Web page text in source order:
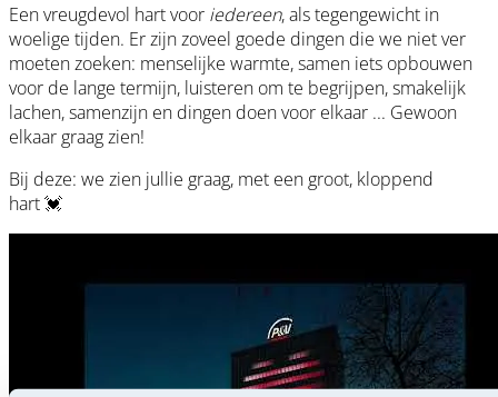
Een vreugdevol hart voor iedereen, als tegengewicht in
woelige tijden. Er zijn zoveel goede dingen die we niet ver
moeten zoeken: menselijke warmte, samen iets opbouwen
voor de lange termijn, luisteren om te begrijpen, smakelijk
lachen, samenzijn en dingen doen voor elkaar ... Gewoon
elkaar graag zien!
Bij deze: we zien jullie graag, met een groot, kloppend
hart 💓